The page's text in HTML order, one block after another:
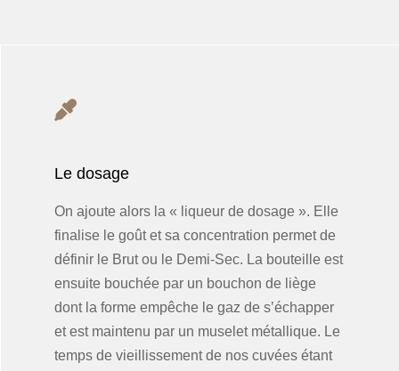
Le dosage
On ajoute alors la « liqueur de dosage ». Elle
finalise le goût et sa concentration permet de
définir le Brut ou le Demi-Sec. La bouteille est
ensuite bouchée par un bouchon de liège
dont la forme empêche le gaz de s’échapper
et est maintenu par un muselet métallique. Le
temps de vieillissement de nos cuvées étant